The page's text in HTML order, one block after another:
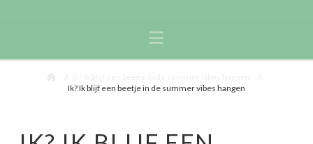
Navigation
Ik? Ik blijf een beetje in de summer vibes hangen